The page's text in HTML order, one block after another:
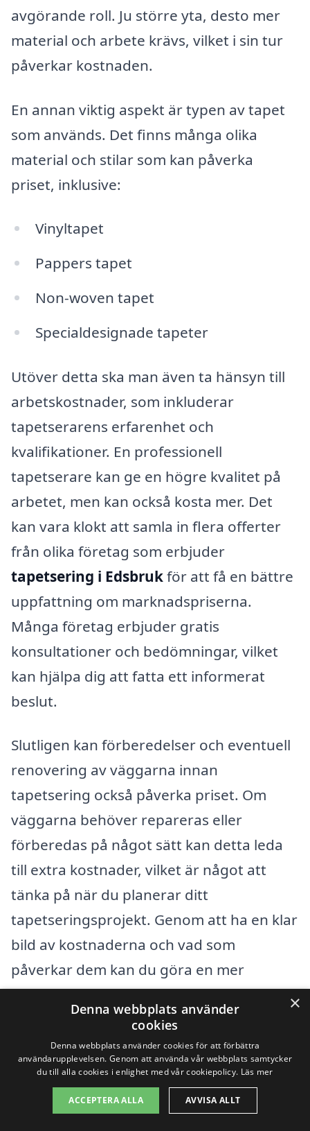
avgörande roll. Ju större yta, desto mer
material och arbete krävs, vilket i sin tur
påverkar kostnaden.
En annan viktig aspekt är typen av tapet
som används. Det finns många olika
material och stilar som kan påverka
priset, inklusive:
Vinyltapet
Pappers tapet
Non-woven tapet
Specialdesignade tapeter
Utöver detta ska man även ta hänsyn till
arbetskostnader, som inkluderar
tapetserarens erfarenhet och
kvalifikationer. En professionell
tapetserare kan ge en högre kvalitet på
arbetet, men kan också kosta mer. Det
kan vara klokt att samla in flera offerter
från olika företag som erbjuder
tapetsering i Edsbrukför att få en bättre
uppfattning om marknadspriserna.
Många företag erbjuder gratis
konsultationer och bedömningar, vilket
kan hjälpa dig att fatta ett informerat
beslut.
Slutligen kan förberedelser och eventuell
renovering av väggarna innan
tapetsering också påverka priset. Om
väggarna behöver repareras eller
förberedas på något sätt kan detta leda
till extra kostnader, vilket är något att
tänka på när du planerar ditt
tapetseringsprojekt. Genom att ha en klar
bild av kostnaderna och vad som
påverkar dem kan du göra en mer
medveten och budgetvänlig val när du
väljer tapetseringstjänster i Edsbruk.
Få 3 erbjudanden, gratis och utan
förpliktelser
×
Denna webbplats använder
cookies
Denna webbplats använder cookies för att förbättra
användarupplevelsen. Genom att använda vår webbplats samtycker
du till alla cookies i enlighet med vår cookiepolicy. Läs mer
ACCEPTERA ALLA AVVISA ALLT